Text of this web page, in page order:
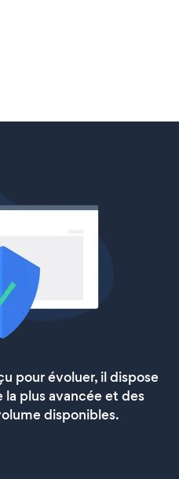
pour évoluer, il dispose
plus avancée et des
disponibles.